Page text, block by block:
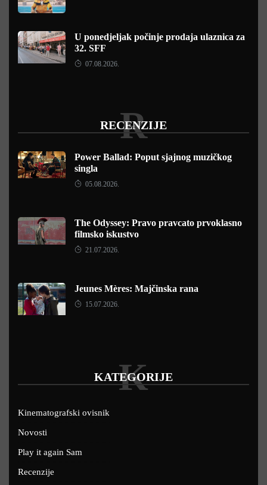
U ponedjeljak počinje prodaja ulaznica za
32. SFF
07.08.2026.
RECENZIJE
R
Power Ballad: Poput sjajnog muzičkog
singla
05.08.2026.
The Odyssey: Pravo pravcato prvoklasno
filmsko iskustvo
21.07.2026.
Jeunes Mères: Majčinska rana
15.07.2026.
KATEGORIJE
K
Kinematografski ovisnik
Novosti
Play it again Sam
Recenzije